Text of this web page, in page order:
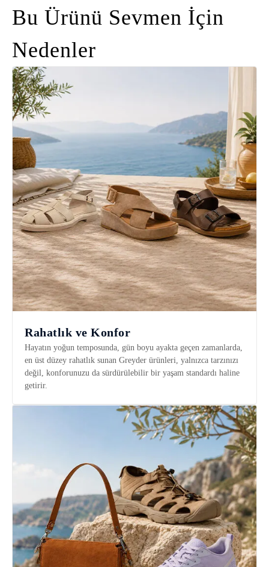
Bu Ürünü Sevmen İçin
Nedenler
Rahatlık ve Konfor
Hayatın yoğun temposunda, gün boyu ayakta geçen zamanlarda,
en üst düzey rahatlık sunan Greyder ürünleri, yalnızca tarzınızı
değil, konforunuzu da sürdürülebilir bir yaşam standardı haline
getirir.